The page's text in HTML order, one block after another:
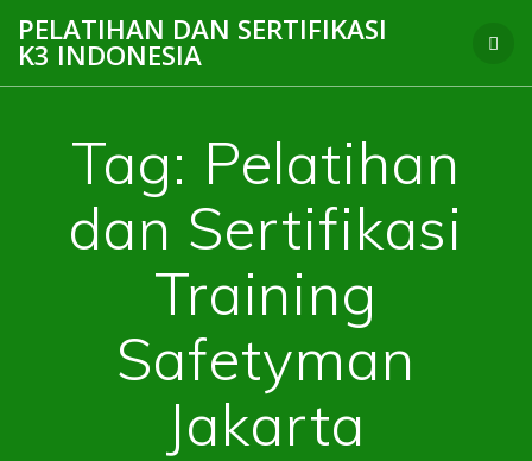
to
PELATIHAN DAN SERTIFIKASI
K3 INDONESIA
Tag: Pelatihan
dan Sertifikasi
Training
Safetyman
Jakarta